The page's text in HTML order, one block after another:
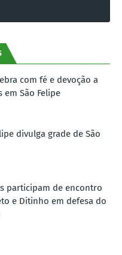
com fé e devoção a
São Felipe
divulga grade de São
participam de encontro
e Ditinho em defesa do